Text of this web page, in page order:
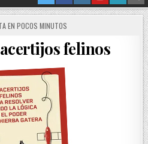
EN POCOS MINUTOS
felinos